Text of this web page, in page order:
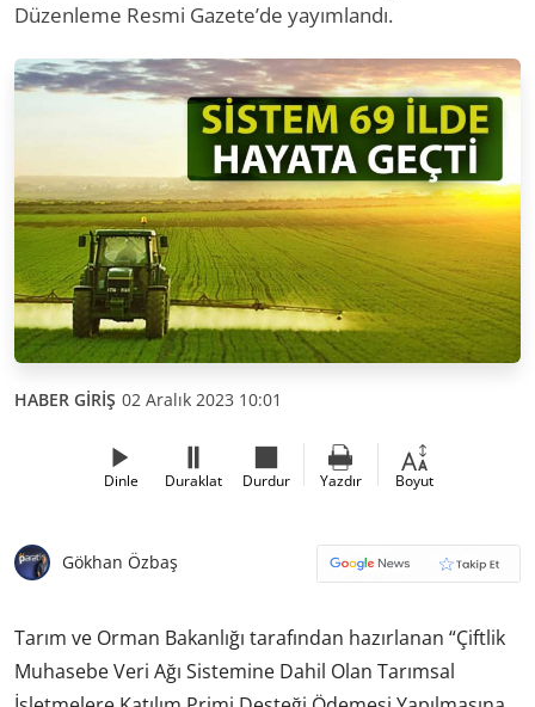
Düzenleme Resmi Gazete’de yayımlandı.
HABER GİRİŞ 02 Aralık 2023 10:01
Dinle Duraklat Durdur Yazdır Boyut
Gökhan Özbaş
Tarım ve Orman Bakanlığı tarafından hazırlanan “Çiftlik
Muhasebe Veri Ağı Sistemine Dahil Olan Tarımsal